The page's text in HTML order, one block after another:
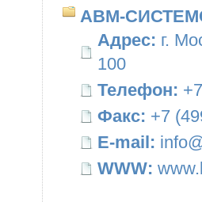
АВМ-
Адрес: г.
100
Телефон:
Факс: +7
E-mail:
WWW: